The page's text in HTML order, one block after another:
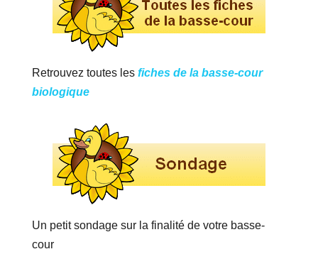
Retrouvez toutes les fiches de la basse-cour
biologique
Un petit sondage sur la finalité de votre basse-
cour